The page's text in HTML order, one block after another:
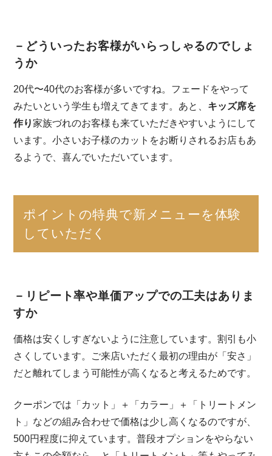
－どういったお客様がいらっしゃるのでしょ
うか
20代〜40代のお客様が多いですね。フェードをやって
みたいという学生も増えてきてます。あと、 キッズ席を
作り家族づれのお客様も来ていただきやすいようにして
います。小さいお子様のカットをお断りされるお店もあ
るようで、喜んでいただいています。
ポイントの特典で新メニューを体験
していただく
－リピート率や単価アップでの工夫はありま
すか
価格は安くしすぎないように注意しています。割引も小
さくしています。ご来店いただく最初の理由が「安さ」
だと離れてしまう可能性が高くなると考えるためです。
クーポンでは「カット」＋「カラー」＋「トリートメン
ト」などの組み合わせで価格は少し高くなるのですが、
500円程度に抑えています。普段オプションをやらない